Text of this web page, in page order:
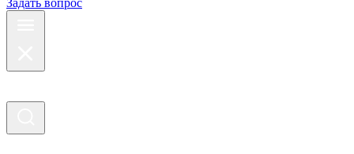
Задать вопрос